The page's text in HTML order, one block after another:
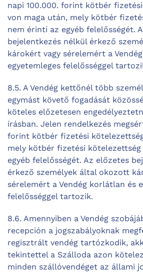
napi 100.000. forint kötbér
von maga után, mely kötbér
nem érinti az egyéb felelősségét.
bejelentkezés nélkül érkező
károkért vagy sérelemért a
egyetemleges felelősséggel
8.5. A Vendég kettőnél több
egymást követő fogadását
köteles előzetesen
írásban. Jelen rendelkezés
forint kötbér fizetési
mely kötbér fizetési
egyéb felelősségét. Az előzetes
érkező személyek által okozott
sérelemért a Vendég korlátlan és
felelősséggel tartozik.
8.6. Amennyiben a Vendég
recepción a jogszabályoknak
regisztrált vendég tartózkodik,
tekintettel a Szálloda azon
minden szállóvendéget az állami